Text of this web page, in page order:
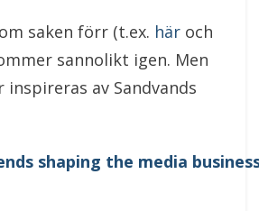
saken förr (t.ex. här och
sannolikt igen. Men
inspireras av Sandvands
shaping the media